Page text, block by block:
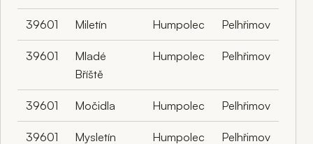
39601 Miletín Humpolec Pelhřimov
39601
Mladé
Bříště
Humpolec Pelhřimov
39601 Močidla Humpolec Pelhřimov
39601 Mysletín Humpolec Pelhřimov